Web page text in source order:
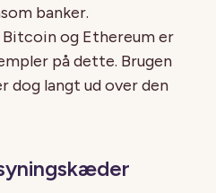
banker.
og Ethereum er
på dette. Brugen
dog langt ud over den